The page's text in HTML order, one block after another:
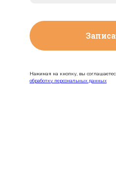
Нажимая на кнопку, вы
обработку персональных данных